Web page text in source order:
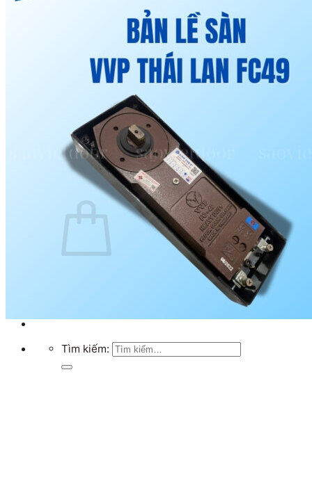
Kích thước phong thủy
Hướng dẫn kỹ thuật
Tài Liệu Catalogue
Công trình dân dụng
Công trình biệt thự
Nhà máy & Showroom
Liên hệ
Tìm kiếm:
Chưa có sản phẩm trong giỏ hàng.
Tìm kiếm: